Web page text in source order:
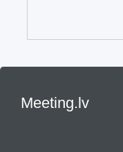
Meeting.lv